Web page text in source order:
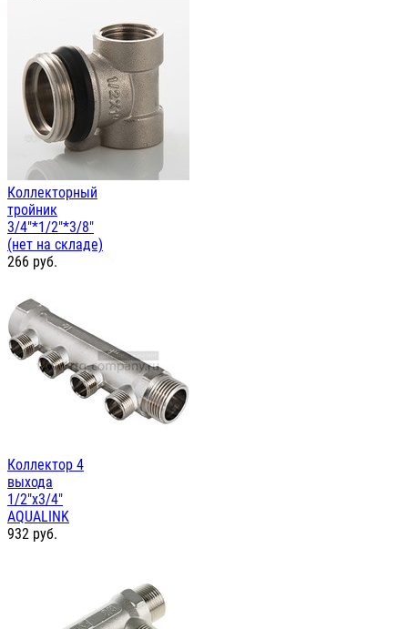
Коллекторный
тройник
3/4"*1/2"*3/8"
(нет на складе)
266 руб.
Коллектор 4
выхода
1/2"х3/4"
AQUALINK
932 руб.